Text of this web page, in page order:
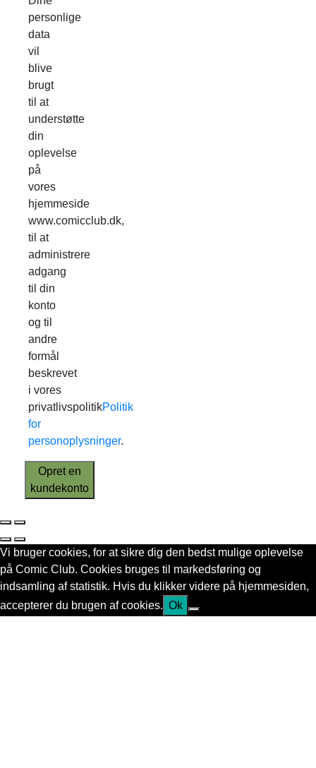
personlige
data
vil
blive
brugt
til at
understøtte
din
oplevelse
på
vores
hjemmeside
www.comicclub.dk,
til at
administrere
adgang
til din
konto
og til
andre
formål
beskrevet
i vores
privatlivspolitikPolitik
for
personoplysninger.
Opret en
kundekonto
Vi bruger cookies, for at sikre dig den bedst mulige oplevelse
på Comic Club. Cookies bruges til markedsføring og
indsamling af statistik. Hvis du klikker videre på hjemmesiden,
accepterer du brugen af cookies. Ok